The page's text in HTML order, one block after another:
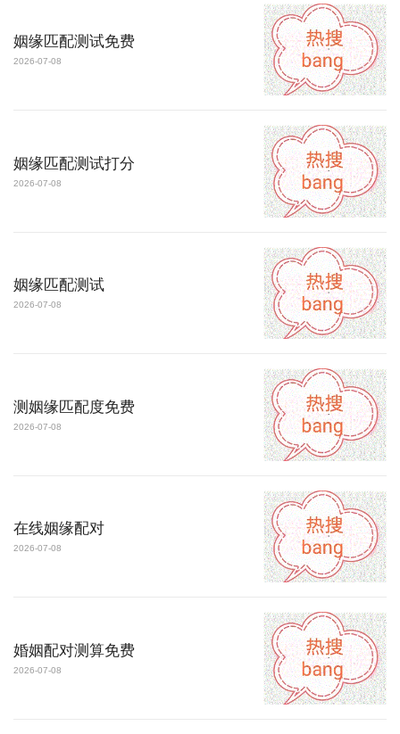
姻缘匹配测试免费
2026-07-08
姻缘匹配测试打分
2026-07-08
姻缘匹配测试
2026-07-08
测姻缘匹配度免费
2026-07-08
在线姻缘配对
2026-07-08
婚姻配对测算免费
2026-07-08